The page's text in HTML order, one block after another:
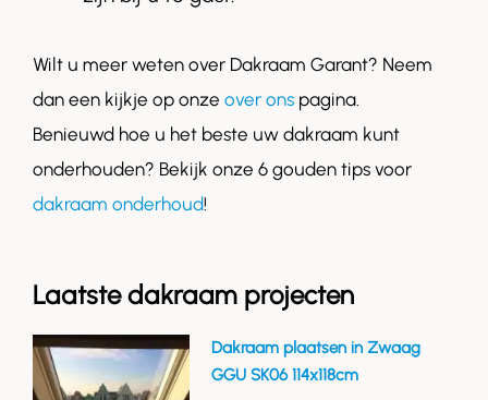
Wilt u meer weten over Dakraam Garant? Neem
dan een kijkje op onze over ons pagina.
Benieuwd hoe u het beste uw dakraam kunt
onderhouden? Bekijk onze 6 gouden tips voor
dakraam onderhoud!
Laatste dakraam projecten
Dakraam plaatsen in Zwaag
GGU SK06 114x118cm